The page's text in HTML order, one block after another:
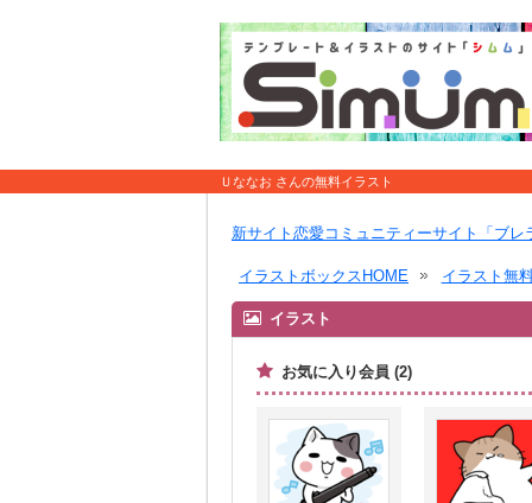
Ｕななお さんの無料イラスト
新サイト恋愛コミュニティーサイト「ブレ
イラストボックスHOME イラスト無
イラスト
お気に入り会員 (2)